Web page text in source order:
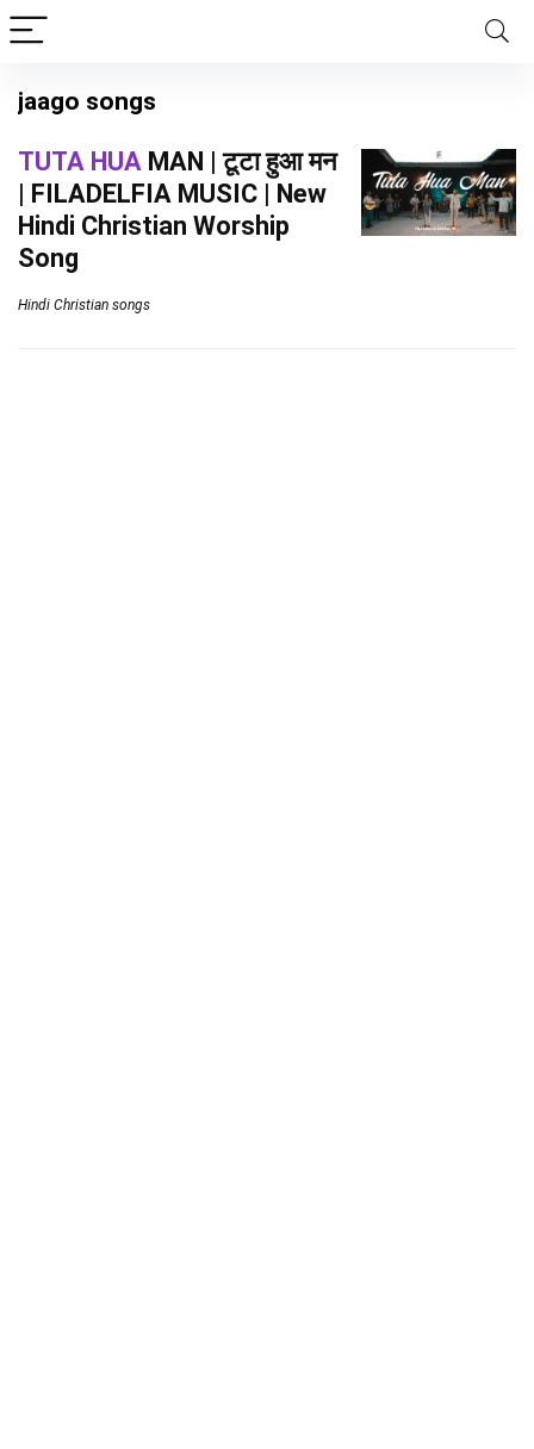
jaago songs
TUTA HUA MAN | टूटा हुआ मन
| FILADELFIA MUSIC | New
Hindi Christian Worship
Song
Hindi Christian songs